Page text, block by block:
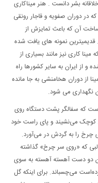
بشر دانست . هنر میناکاری
در دوران صفویه و قاجار رونقی
آن که باعث تمایزش از
نمونه های یافت شده
کاری نیز مانند بسیاری از
و از ایران به سایر کشورها راه
از دوران هخامنشی به جا مانده
نگهداری می شود.
که سفالگر پشت دستگاه روی
کوچک می‌نشیند و پای راست خود
چرخ را به گردش در می‌آورد.
که «روی سر چرخ» گذاشته
دو دست آهسته آهسته به سوی
می‌چسباند. برای اینکه گل